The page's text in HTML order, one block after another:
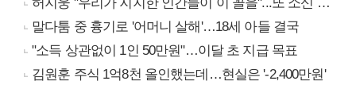
말다툼 중 흉기로 '어머니 살해'…18세 아들 결국
"소득 상관없이 1인 50만원"…이달 초 지급 목표
김원훈 주식 1억8천 올인했는데…현실은 '-2,400만원'